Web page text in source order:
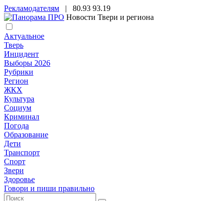
Рекламодателям | 80.93 93.19
Новости Твери и региона
Актуальное
Тверь
Инцидент
Выборы 2026
Рубрики
Регион
ЖКХ
Культура
Социум
Криминал
Погода
Образование
Дети
Транспорт
Спорт
Звери
Здоровье
Говори и пиши правильно